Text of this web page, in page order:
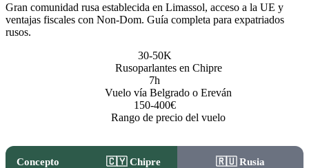
Gran comunidad rusa establecida en Limassol, acceso a la UE y
ventajas fiscales con Non-Dom. Guía completa para expatriados
rusos.
30-50K
Rusoparlantes en Chipre
7h
Vuelo vía Belgrado o Ereván
150-400€
Rango de precio del vuelo
Concepto 🇨🇾 Chipre 🇷🇺 Rusia